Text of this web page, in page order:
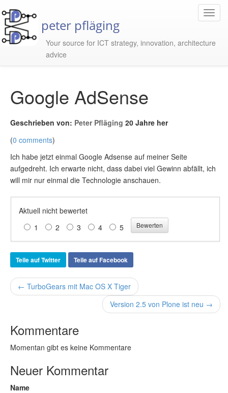
peter pfläging
Your source for ICT strategy, innovation, architecture
advice
Google AdSense
Geschrieben von: Peter Pfläging 20 Jahre her
(0 comments)
Ich habe jetzt einmal Google Adsense auf meiner Seite
aufgedreht. Ich erwarte nicht, dass dabei viel Gewinn abfällt, ich
will mir nur einmal die Technologie anschauen.
Aktuell nicht bewertet
1
2 3 4 5
Teile auf Twitter Teile auf Facebook
← TurboGears mit Mac OS X Tiger
Version 2.5 von Plone ist neu →
Kommentare
Momentan gibt es keine Kommentare
Neuer Kommentar
Name